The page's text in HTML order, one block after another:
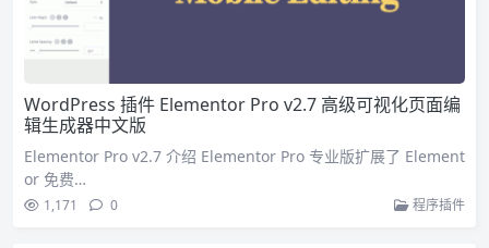
WordPress 插件 Elementor Pro v2.7 高级可视化页面编
辑生成器中文版
Elementor Pro v2.7 介绍 Elementor Pro 专业版扩展了 Element
or 免费…
1,171 0 程序插件